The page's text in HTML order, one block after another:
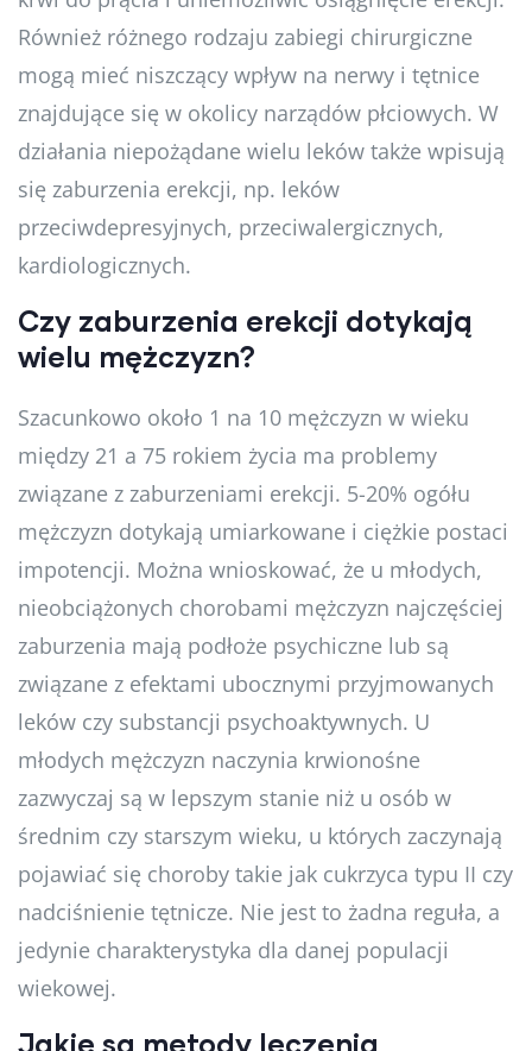
Również różnego rodzaju zabiegi chirurgiczne
mogą mieć niszczący wpływ na nerwy i tętnice
znajdujące się w okolicy narządów płciowych. W
działania niepożądane wielu leków także wpisują
się zaburzenia erekcji, np. leków
przeciwdepresyjnych, przeciwalergicznych,
kardiologicznych.
Czy zaburzenia erekcji dotykają
wielu mężczyzn?
Szacunkowo około 1 na 10 mężczyzn w wieku
między 21 a 75 rokiem życia ma problemy
związane z zaburzeniami erekcji. 5-20% ogółu
mężczyzn dotykają umiarkowane i ciężkie postaci
impotencji. Można wnioskować, że u młodych,
nieobciążonych chorobami mężczyzn najczęściej
zaburzenia mają podłoże psychiczne lub są
związane z efektami ubocznymi przyjmowanych
leków czy substancji psychoaktywnych. U
młodych mężczyzn naczynia krwionośne
zazwyczaj są w lepszym stanie niż u osób w
średnim czy starszym wieku, u których zaczynają
pojawiać się choroby takie jak cukrzyca typu II czy
nadciśnienie tętnicze. Nie jest to żadna reguła, a
jedynie charakterystyka dla danej populacji
wiekowej.
Jakie są metody leczenia